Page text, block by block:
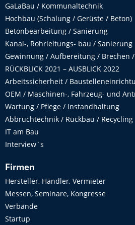
GaLaBau / Kommunaltechnik
Hochbau (Schalung / Gerüste / Beton)
Betonbearbeitung / Sanierung
Kanal-, Rohrleitungs- bau / Sanierung
Gewinnung / Aufbereitung / Brechen
RÜCKBLICK 2021 – AUSBLICK 2022
Arbeitssicherheit /
OEM / Maschinen-, Fahrzeug- und
Wartung / Pflege / Instandhaltung
Abbruchtechnik / Rückbau / Recycling
IT am Bau
Interview´s
Firmen
Hersteller, Händler, Vermieter
Messen, Seminare, Kongresse
Verbände
Startup